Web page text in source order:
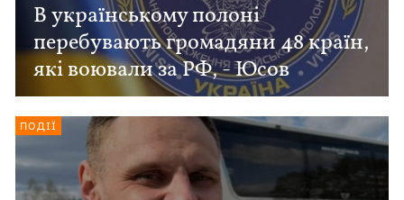
В українському полоні
перебувають громадяни 48 країн,
які воювали за РФ, - Юсов
ПОДІЇ